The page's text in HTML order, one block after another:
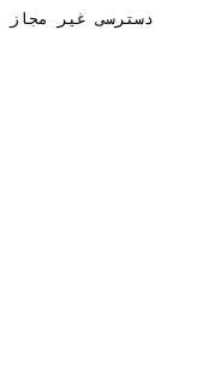
دسترسی غیر مجاز